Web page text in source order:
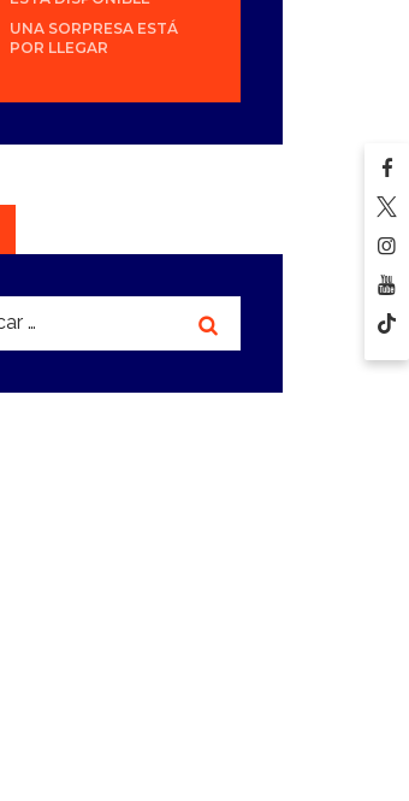
UNA SORPRESA ESTÁ
POR LLEGAR